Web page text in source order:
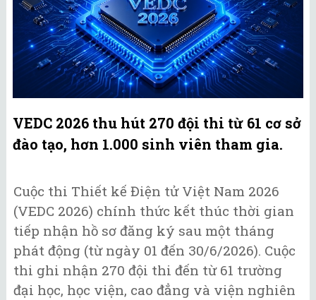
VEDC 2026 thu hút 270 đội thi từ 61 cơ sở
đào tạo, hơn 1.000 sinh viên tham gia.
Cuộc thi Thiết kế Điện tử Việt Nam 2026
(VEDC 2026) chính thức kết thúc thời gian
tiếp nhận hồ sơ đăng ký sau một tháng
phát động (từ ngày 01 đến 30/6/2026). Cuộc
thi ghi nhận 270 đội thi đến từ 61 trường
đại học, học viện, cao đẳng và viện nghiên